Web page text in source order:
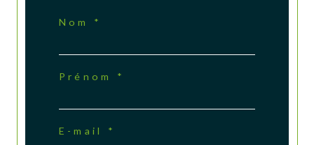
Nom *
Prénom *
E-mail *